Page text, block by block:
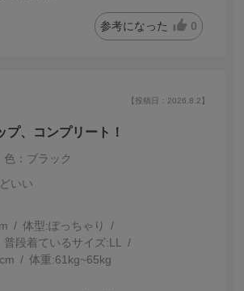
参考になった 0
【投稿日：2026.8.2】
プ、コンプリート！
色：ブラック
いい
体型:ぽっちゃり
普段着ているサイズ:LL
体重:61kg~65kg